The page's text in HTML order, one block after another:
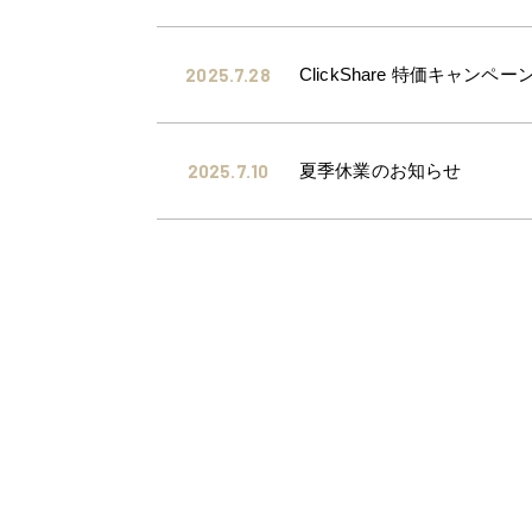
2025.7.28 ClickShare 特価キャンペー
2025.7.10 夏季休業のお知らせ